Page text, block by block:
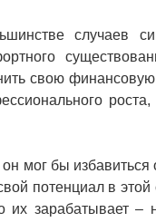
случаев
свою
роста,
мог бы избавиться
потенциал в
их зарабатывает –